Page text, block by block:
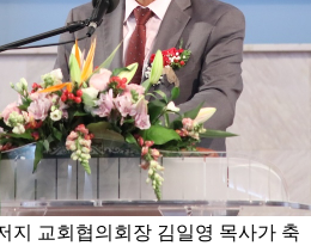
지 교회협의회장 김일영 목사가 축